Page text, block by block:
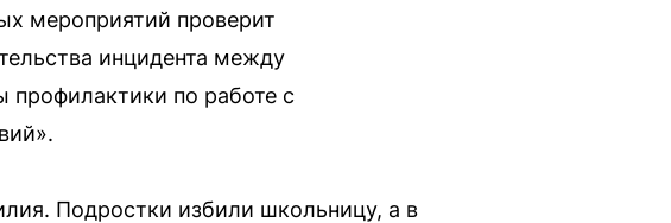
мероприятий проверит
инцидента между
профилактики по работе с
Подростки избили школьницу, а в